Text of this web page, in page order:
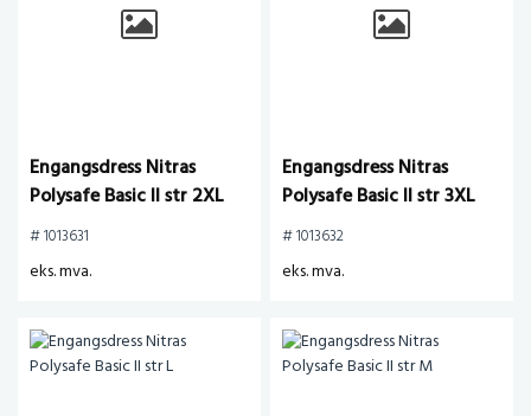
Engangsdress Nitras
Polysafe Basic II str 2XL
# 1013631
eks. mva.
Engangsdress Nitras
Polysafe Basic II str 3XL
# 1013632
eks. mva.